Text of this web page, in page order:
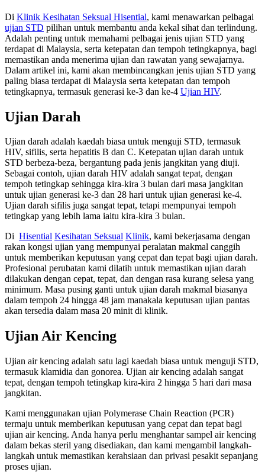
Di Klinik Kesihatan Seksual Hisential, kami menawarkan pelbagai
ujian STD pilihan untuk membantu anda kekal sihat dan terlindung.
Adalah penting untuk memahami pelbagai jenis ujian STD yang
terdapat di Malaysia, serta ketepatan dan tempoh tetingkapnya, bagi
memastikan anda menerima ujian dan rawatan yang sewajarnya.
Dalam artikel ini, kami akan membincangkan jenis ujian STD yang
paling biasa terdapat di Malaysia serta ketepatan dan tempoh
tetingkapnya, termasuk generasi ke-3 dan ke-4 Ujian HIV.
Ujian Darah
Ujian darah adalah kaedah biasa untuk menguji STD, termasuk
HIV, sifilis, serta hepatitis B dan C. Ketepatan ujian darah untuk
STD berbeza-beza, bergantung pada jenis jangkitan yang diuji.
Sebagai contoh, ujian darah HIV adalah sangat tepat, dengan
tempoh tetingkap sehingga kira-kira 3 bulan dari masa jangkitan
untuk ujian generasi ke-3 dan 28 hari untuk ujian generasi ke-4.
Ujian darah sifilis juga sangat tepat, tetapi mempunyai tempoh
tetingkap yang lebih lama iaitu kira-kira 3 bulan.
Di Hisential Kesihatan Seksual Klinik, kami bekerjasama dengan
rakan kongsi ujian yang mempunyai peralatan makmal canggih
untuk memberikan keputusan yang cepat dan tepat bagi ujian darah.
Profesional perubatan kami dilatih untuk memastikan ujian darah
dilakukan dengan cepat, tepat, dan dengan rasa kurang selesa yang
minimum. Masa pusing ganti untuk ujian darah makmal biasanya
dalam tempoh 24 hingga 48 jam manakala keputusan ujian pantas
akan tersedia dalam masa 20 minit di klinik.
Ujian Air Kencing
Ujian air kencing adalah satu lagi kaedah biasa untuk menguji STD,
termasuk klamidia dan gonorea. Ujian air kencing adalah sangat
tepat, dengan tempoh tetingkap kira-kira 2 hingga 5 hari dari masa
jangkitan.
Kami menggunakan ujian Polymerase Chain Reaction (PCR)
termaju untuk memberikan keputusan yang cepat dan tepat bagi
ujian air kencing. Anda hanya perlu menghantar sampel air kencing
dalam bekas steril yang disediakan, dan kami mengambil langkah-
langkah untuk memastikan kerahsiaan dan privasi pesakit sepanjang
proses ujian.